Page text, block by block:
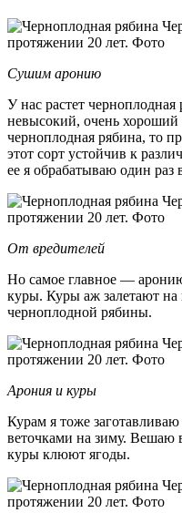
Сушим аронию
У нас растет
невысокий, очень хороший
черноплодная рябина, то
этот сорт устойчив к
ее я обрабатываю один раз
От вредителей
Но самое главное —
куры. Куры аж залетают на
черноплодной рябины.
Арония и куры
Курам я тоже
веточками на зиму. Вешаю
куры клюют ягоды.